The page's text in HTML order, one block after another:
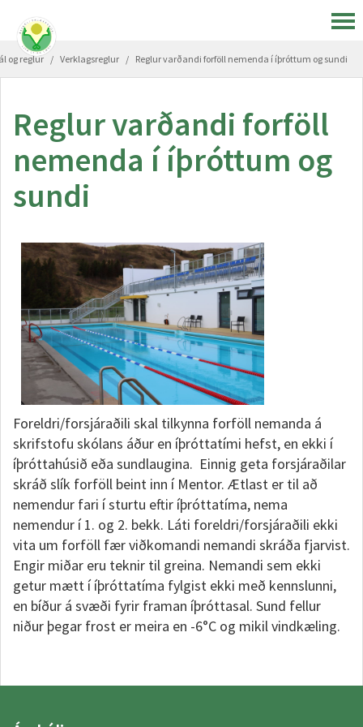
og reglur / Verklagsreglur / Reglur varðandi forföll nemenda í íþróttum og sundi
Reglur varðandi forföll
nemenda í íþróttum og
sundi
Foreldri/forsjáraðili skal tilkynna forföll nemanda á
skrifstofu skólans áður en íþróttatími hefst, en ekki í
íþróttahúsið eða sundlaugina. Einnig geta forsjáraðilar
skráð slík forföll beint inn í Mentor. Ætlast er til að
nemendur fari í sturtu eftir íþróttatíma, nema
nemendur í 1. og 2. bekk. Láti foreldri/forsjáraðili ekki
vita um forföll fær viðkomandi nemandi skráða fjarvist.
Engir miðar eru teknir til greina. Nemandi sem ekki
getur mætt í íþróttatíma fylgist ekki með kennslunni,
en bíður á svæði fyrir framan íþróttasal. Sund fellur
niður þegar frost er meira en -6°C og mikil vindkæling.